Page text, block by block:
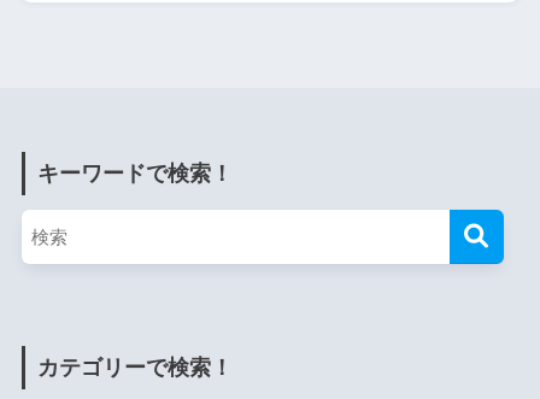
キーワードで検索！
カテゴリーで検索！